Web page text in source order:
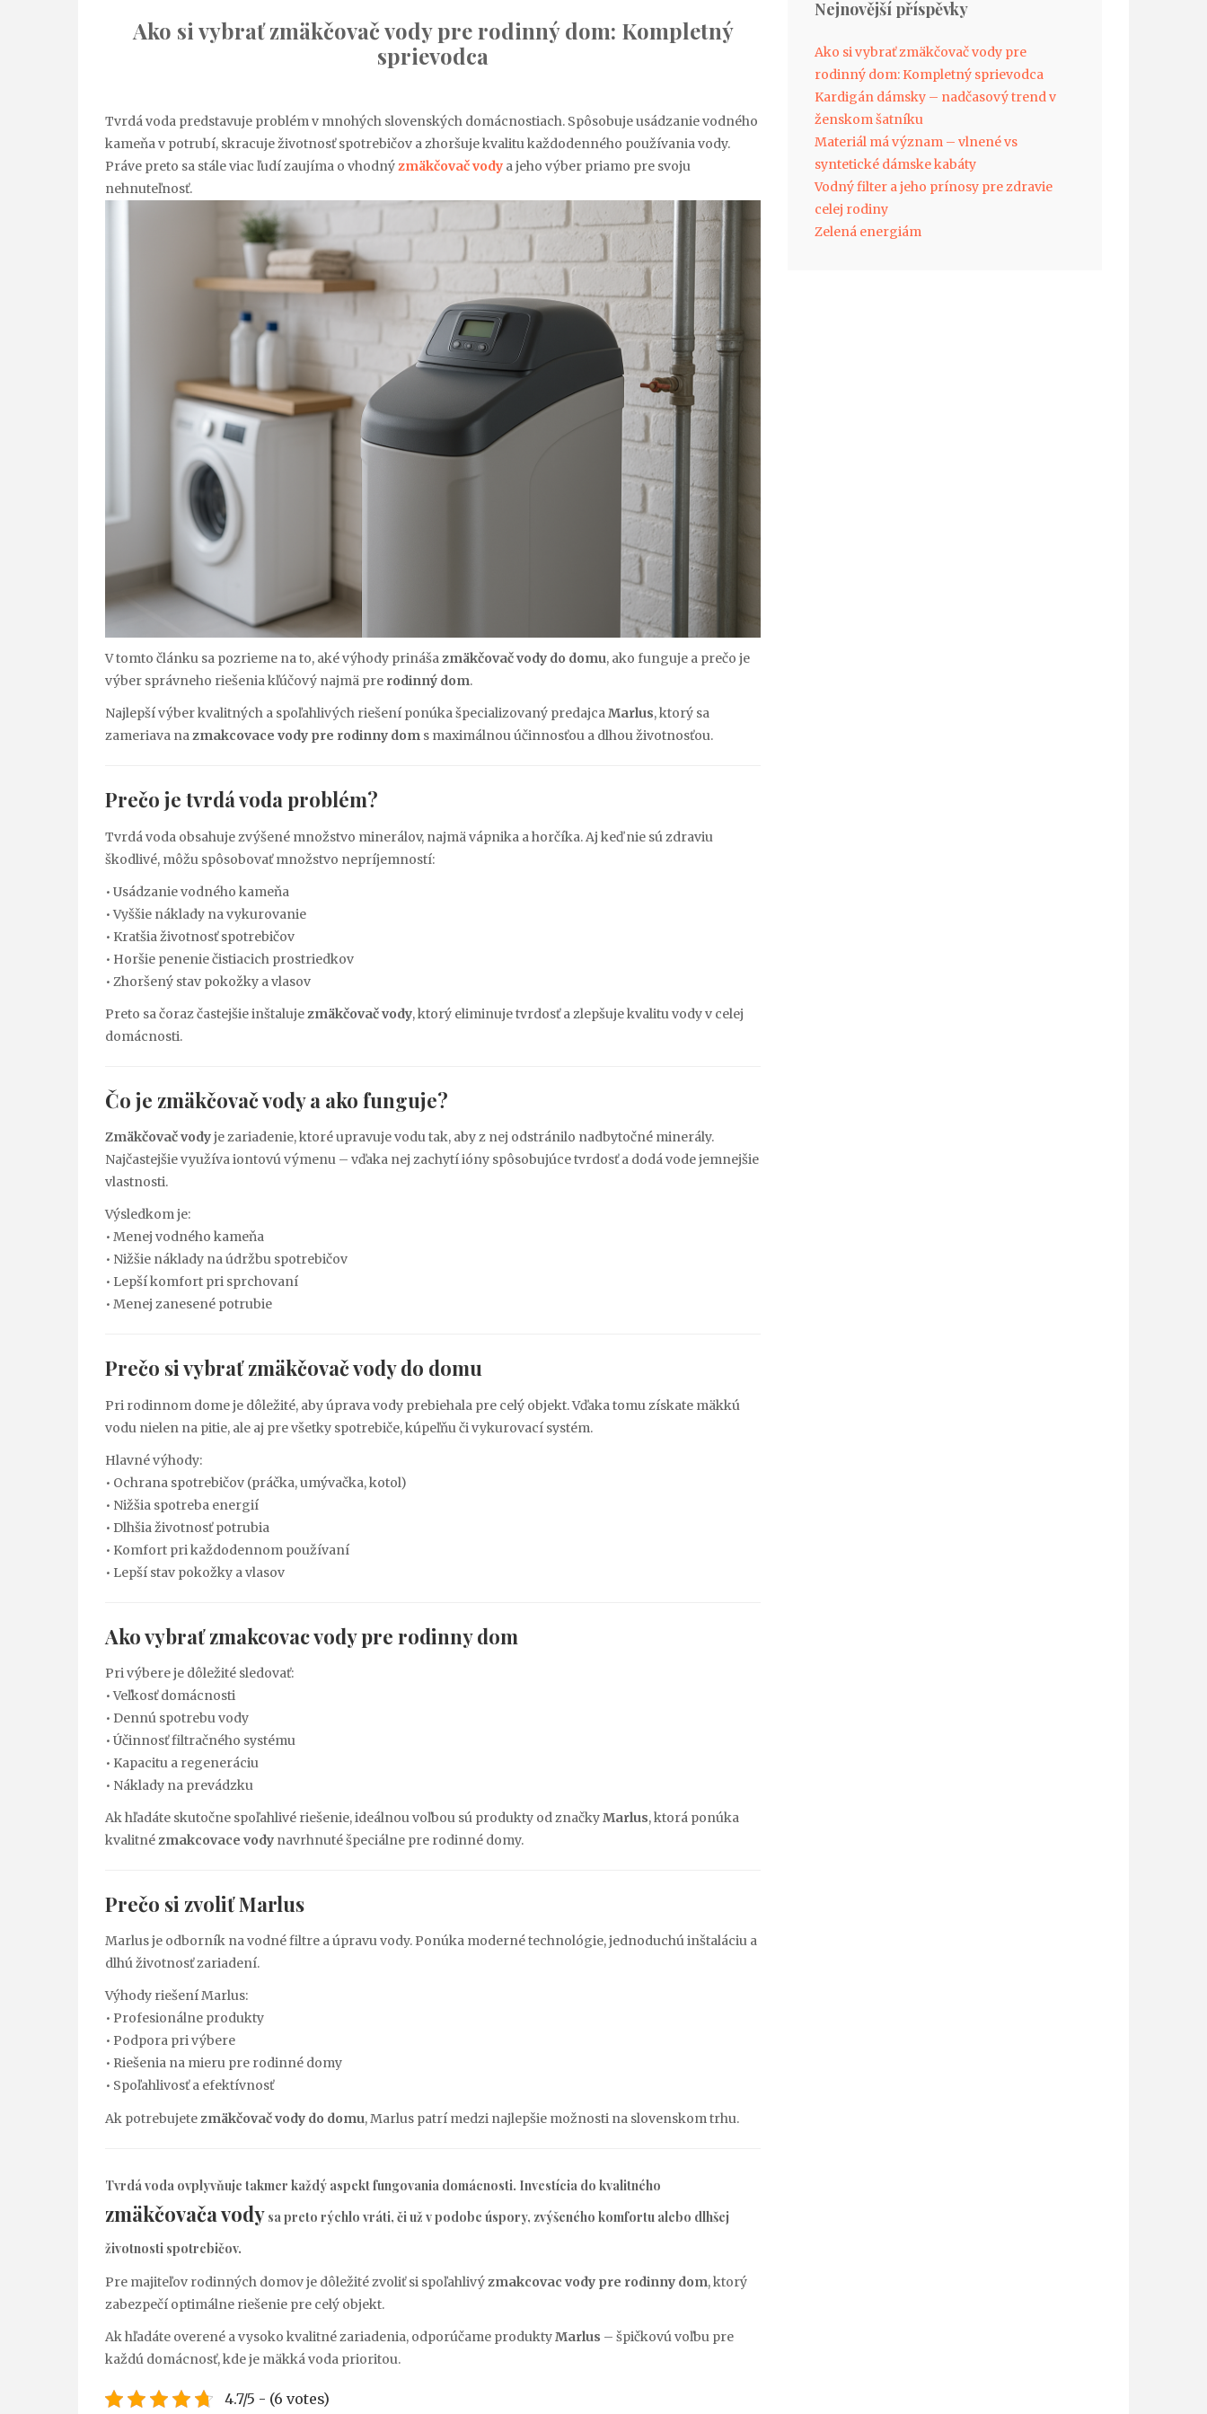
Ako si vybrať zmäkčovač vody pre rodinný dom: Kompletný
sprievodca
Tvrdá voda predstavuje problém v mnohých slovenských domácnostiach. Spôsobuje usádzanie vodného
kameňa v potrubí, skracuje životnosť spotrebičov a zhoršuje kvalitu každodenného používania vody.
Práve preto sa stále viac ľudí zaujíma o vhodnýzmäkčovač vody a jeho výber priamo pre svoju
nehnuteľnosť.
V tomto článku sa pozrieme na to, aké výhody prinášazmäkčovač vody do domu, ako funguje a prečo je
výber správneho riešenia kľúčový najmä pre rodinný dom.
Najlepší výber kvalitných a spoľahlivých riešení ponúka špecializovaný predajcaMarlus, ktorý sa
zameriava nazmakcovace vody pre rodinny dom s maximálnou účinnosťou a dlhou životnosťou.
Prečo je tvrdá voda problém?
Tvrdá voda obsahuje zvýšené množstvo minerálov, najmä vápnika a horčíka. Aj keď nie sú zdraviu
škodlivé, môžu spôsobovať množstvo nepríjemností:
• Usádzanie vodného kameňa
• Vyššie náklady na vykurovanie
• Kratšia životnosť spotrebičov
• Horšie penenie čistiacich prostriedkov
• Zhoršený stav pokožky a vlasov
Preto sa čoraz častejšie inštalujezmäkčovač vody, ktorý eliminuje tvrdosť a zlepšuje kvalitu vody v celej
domácnosti.
Čo je zmäkčovač vodya ako funguje?
Zmäkčovač vodyje zariadenie, ktoré upravuje vodu tak, aby z nej odstránilo nadbytočné minerály.
Najčastejšie využíva iontovú výmenu – vďaka nej zachytí ióny spôsobujúce tvrdosť a dodá vode jemnejšie
vlastnosti.
Výsledkom je:
• Menej vodného kameňa
• Nižšie náklady na údržbu spotrebičov
• Lepší komfort pri sprchovaní
• Menej zanesené potrubie
Prečo si vybraťzmäkčovač vody do domu
Pri rodinnom dome je dôležité, aby úprava vody prebiehala pre celý objekt. Vďaka tomu získate mäkkú
vodu nielen na pitie, ale aj pre všetky spotrebiče, kúpeľňu či vykurovací systém.
Hlavné výhody:
• Ochrana spotrebičov (práčka, umývačka, kotol)
• Nižšia spotreba energií
• Dlhšia životnosť potrubia
• Komfort pri každodennom používaní
• Lepší stav pokožky a vlasov
Ako vybraťzmakcovac vody pre rodinny dom
Pri výbere je dôležité sledovať:
• Veľkosť domácnosti
• Dennú spotrebu vody
• Účinnosť filtračného systému
• Kapacitu a regeneráciu
• Náklady na prevádzku
Ak hľadáte skutočne spoľahlivé riešenie, ideálnou voľbou sú produkty od značkyMarlus, ktorá ponúka
kvalitnézmakcovace vody navrhnuté špeciálne pre rodinné domy.
Prečo si zvoliť Marlus
Marlus je odborník na vodné filtre a úpravu vody. Ponúka moderné technológie, jednoduchú inštaláciu a
dlhú životnosť zariadení.
Výhody riešení Marlus:
• Profesionálne produkty
• Podpora pri výbere
• Riešenia na mieru pre rodinné domy
• Spoľahlivosť a efektívnosť
Ak potrebujetezmäkčovač vody do domu, Marlus patrí medzi najlepšie možnosti na slovenskom trhu.
Tvrdá voda ovplyvňuje takmer každý aspekt fungovania domácnosti. Investícia do kvalitného
zmäkčovača vody sa preto rýchlo vráti, či už v podobe úspory, zvýšeného komfortu alebo dlhšej
životnosti spotrebičov.
Pre majiteľov rodinných domov je dôležité zvoliť si spoľahlivýzmakcovac vody pre rodinny dom, ktorý
zabezpečí optimálne riešenie pre celý objekt.
Ak hľadáte overené a vysoko kvalitné zariadenia, odporúčame produktyMarlus – špičkovú voľbu pre
každú domácnosť, kde je mäkká voda prioritou.
4.7/5 - (6 votes)
Nejnovější příspěvky
Ako si vybrať zmäkčovač vody pre
rodinný dom: Kompletný sprievodca
Kardigán dámsky – nadčasový trend v
ženskom šatníku
Materiál má význam – vlnené vs
syntetické dámske kabáty
Vodný filter a jeho prínosy pre zdravie
celej rodiny
Zelená energiám